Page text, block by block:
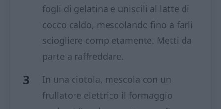
fogli di gelatina e uniscili al latte di
cocco caldo, mescolando fino a farli
sciogliere completamente. Metti da
parte a raffreddare.
In una ciotola, mescola con un
frullatore elettrico il formaggio